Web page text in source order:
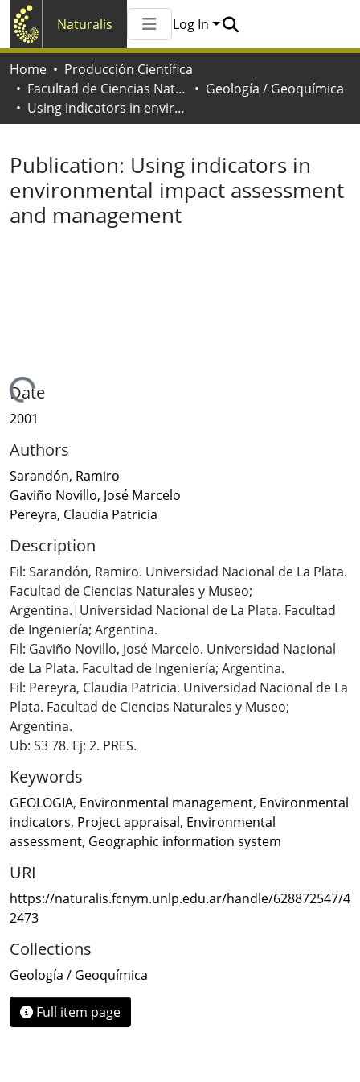
Naturalis
All of Naturalis
Log In
Home
Producción Científica
Facultad de Ciencias Naturales y Museo
Geología / Geoquímica
Using indicators in environmental impact assessment and management
Publication: Using indicators in
environmental impact assessment
and management
Loading...
Date
2001
Authors
Sarandón, Ramiro
Gaviño Novillo, José Marcelo
Pereyra, Claudia Patricia
Description
Fil: Sarandón, Ramiro. Universidad Nacional de La Plata.
Facultad de Ciencias Naturales y Museo;
Argentina.|Universidad Nacional de La Plata. Facultad
de Ingeniería; Argentina.
Fil: Gaviño Novillo, José Marcelo. Universidad Nacional
de La Plata. Facultad de Ingeniería; Argentina.
Fil: Pereyra, Claudia Patricia. Universidad Nacional de La
Plata. Facultad de Ciencias Naturales y Museo;
Argentina.
Ub: S3 78. Ej: 2. PRES.
Keywords
GEOLOGIA, Environmental management, Environmental
indicators, Project appraisal, Environmental
assessment, Geographic information system
URI
https://naturalis.fcnym.unlp.edu.ar/handle/628872547/4
2473
Collections
Geología / Geoquímica
Full item page